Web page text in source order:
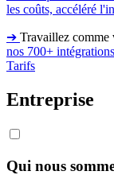
les coûts, accéléré
➔ Travaillez comme
nos 700+ intégrations
Tarifs
Entreprise
Qui nous